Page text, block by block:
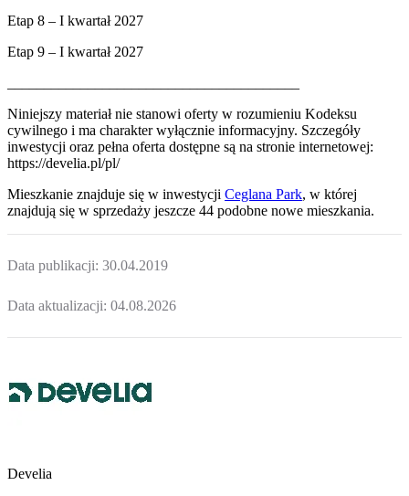
Etap 8 – I kwartał 2027
Etap 9 – I kwartał 2027
Niniejszy materiał nie stanowi oferty w rozumieniu Kodeksu
cywilnego i ma charakter wyłącznie informacyjny. Szczegóły
inwestycji oraz pełna oferta dostępne są na stronie internetowej:
https://develia.pl/pl/
Mieszkanie znajduje się w inwestycji Ceglana Park, w której
znajdują się w sprzedaży jeszcze 44 podobne nowe mieszkania.
Data publikacji: 30.04.2019
Data aktualizacji: 04.08.2026
Develia